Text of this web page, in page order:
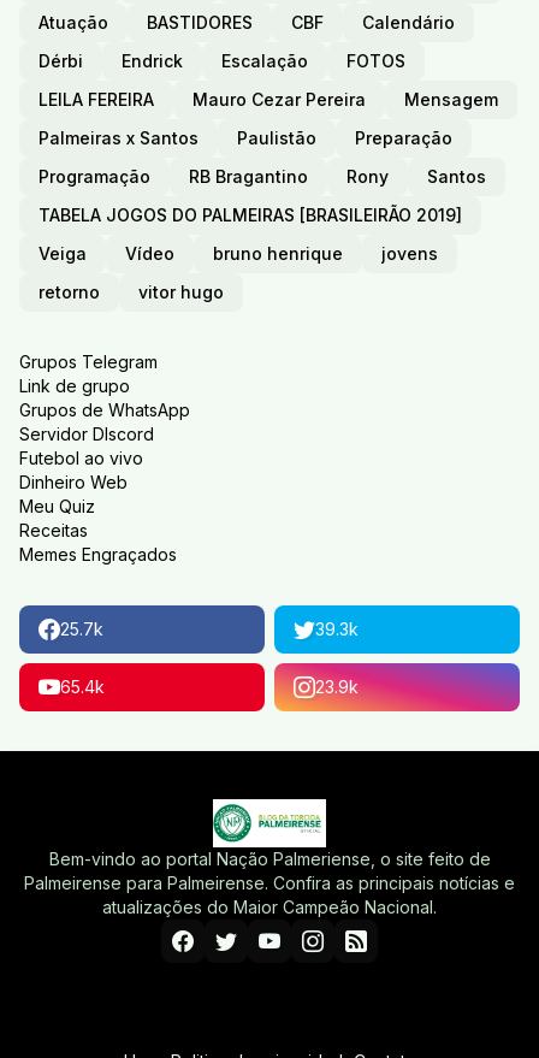
Atuação
BASTIDORES CBF
Calendário
Dérbi
Endrick Escalação
FOTOS
LEILA FEREIRA
Mauro Cezar Pereira
Mensagem
Palmeiras x Santos
Paulistão
Preparação
Programação
RB Bragantino Rony
Santos
TABELA JOGOS DO PALMEIRAS [BRASILEIRÃO 2019]
Veiga
Vídeo bruno henrique
jovens
retorno
vitor hugo
Grupos Telegram
Link de grupo
Grupos de WhatsApp
Servidor DIscord
Futebol ao vivo
Dinheiro Web
Meu Quiz
Receitas
Memes Engraçados
25.7k 39.3k
65.4k 23.9k
Bem-vindo ao portal Nação Palmeriense, o site feito de
Palmeirense para Palmeirense. Confira as principais notícias e
atualizações do Maior Campeão Nacional.